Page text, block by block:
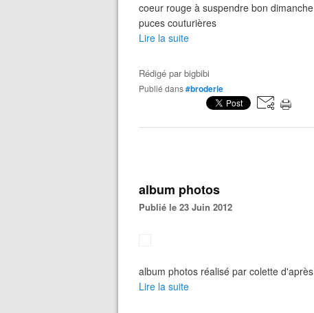
coeur rouge à suspendre bon
puces couturières
Lire la suite
Rédigé parbigbibi
Publié dans#broderie
album photos
Publié le 23 Juin 2012
album photos réalisé par colette
Lire la suite